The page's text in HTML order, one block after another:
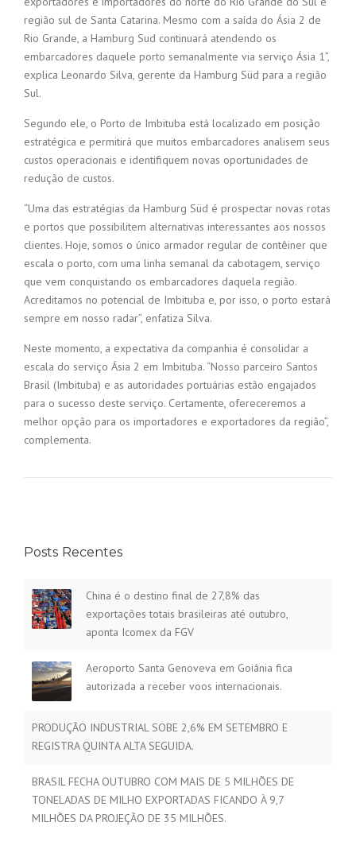
região sul de Santa Catarina. Mesmo com a saída do Ásia 2 de
Rio Grande, a Hamburg Sud continuará atendendo os
embarcadores daquele porto semanalmente via serviço Ásia 1”,
explica Leonardo Silva, gerente da Hamburg Süd para a região
Sul.
Segundo ele, o Porto de Imbituba está localizado em posição
estratégica e permitirá que muitos embarcadores analisem seus
custos operacionais e identifiquem novas oportunidades de
redução de custos.
“Uma das estratégias da Hamburg Süd é prospectar novas rotas
e portos que possibilitem alternativas interessantes aos nossos
clientes. Hoje, somos o único armador regular de contêiner que
escala o porto, com uma linha semanal da cabotagem, serviço
que vem conquistando os embarcadores daquela região.
Acreditamos no potencial de Imbituba e, por isso, o porto estará
sempre em nosso radar”, enfatiza Silva.
Neste momento, a expectativa da companhia é consolidar a
escala do serviço Ásia 2 em Imbituba. “Nosso parceiro Santos
Brasil (Imbituba) e as autoridades portuárias estão engajados
para o sucesso deste serviço. Certamente, ofereceremos a
melhor opção para os importadores e exportadores da região”,
complementa.
Posts Recentes
China é o destino final de 27,8% das
exportações totais brasileiras até outubro,
aponta Icomex da FGV
Aeroporto Santa Genoveva em Goiânia fica
autorizada a receber voos internacionais.
PRODUÇÃO INDUSTRIAL SOBE 2,6% EM SETEMBRO E
REGISTRA QUINTA ALTA SEGUIDA.
BRASIL FECHA OUTUBRO COM MAIS DE 5 MILHÕES DE
TONELADAS DE MILHO EXPORTADAS FICANDO À 9,7
MILHÕES DA PROJEÇÃO DE 35 MILHÕES.